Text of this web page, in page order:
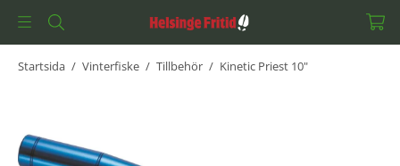
Startsida / Vinterfiske / Tillbehör / Kinetic Priest 10"